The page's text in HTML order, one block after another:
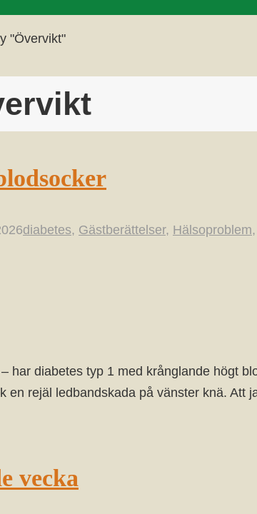
"Övervikt"
diabetes, Gästberättelser, Hälsoproblem,
har diabetes typ 1 med krånglande högt
en rejäl ledbandskada på vänster knä.
vecka